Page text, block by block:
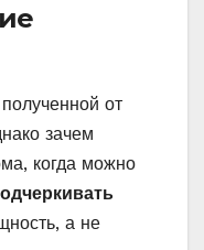
от
зачем
когда можно
а не